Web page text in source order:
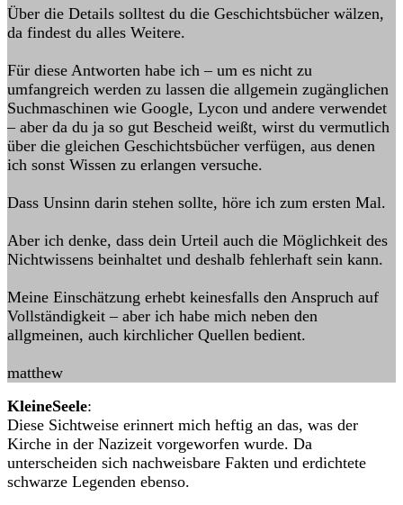
Über die Details solltest du die Geschichtsbücher wälzen,
da findest du alles Weitere.
Für diese Antworten habe ich – um es nicht zu
umfangreich werden zu lassen die allgemein zugänglichen
Suchmaschinen wie Google, Lycon und andere verwendet
– aber da du ja so gut Bescheid weißt, wirst du vermutlich
über die gleichen Geschichtsbücher verfügen, aus denen
ich sonst Wissen zu erlangen versuche.
Dass Unsinn darin stehen sollte, höre ich zum ersten Mal.
Aber ich denke, dass dein Urteil auch die Möglichkeit des
Nichtwissens beinhaltet und deshalb fehlerhaft sein kann.
Meine Einschätzung erhebt keinesfalls den Anspruch auf
Vollständigkeit – aber ich habe mich neben den
allgmeinen, auch kirchlicher Quellen bedient.
matthew
KleineSeele:
Diese Sichtweise erinnert mich heftig an das, was der
Kirche in der Nazizeit vorgeworfen wurde. Da
unterscheiden sich nachweisbare Fakten und erdichtete
schwarze Legenden ebenso.